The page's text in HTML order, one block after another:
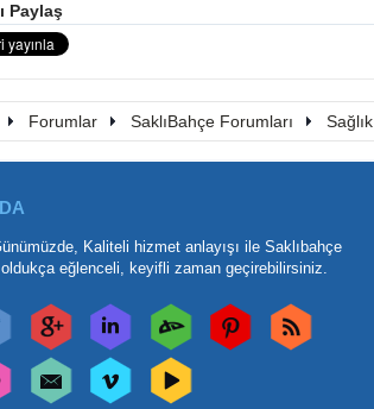
Paylaş
Forumlar SaklıBahçe Forumları Sağlık
Kaliteli hizmet anlayışı ile Saklıbahçe
oldukça eğlenceli, keyifli zaman geçirebilirsiniz.